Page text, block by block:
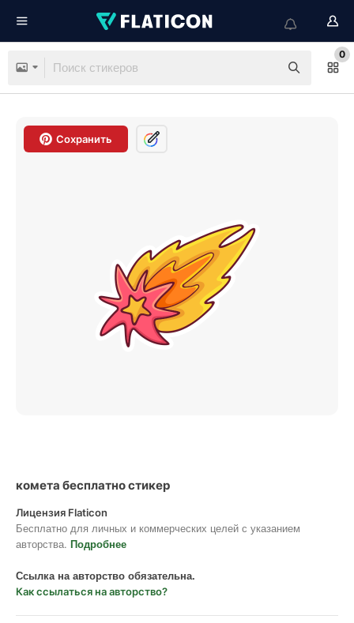
0
Сохранить
комета бесплатно стикер
Лицензия Flaticon
Бесплатно для личных и коммерческих целей с указанием
авторства. Подробнее
Ссылка на авторство обязательна.
Как ссылаться на авторство?